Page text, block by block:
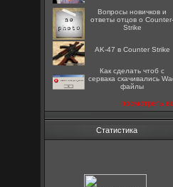
Вопросы новичков и
ответы отцов о Counter-
Strike
AK-47 в Counter Strike
Как сделать чтоб с
сервака скачивались
файлы
посмотреть
Статистика